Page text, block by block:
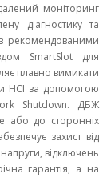
моніторинг
діагностику та
рекомендованими
SmartSlot для
плавно вимикати
HCI за допомогою
Shutdown. ДБЖ
або до сторонніх
захист від
відключень
гарантія, а на